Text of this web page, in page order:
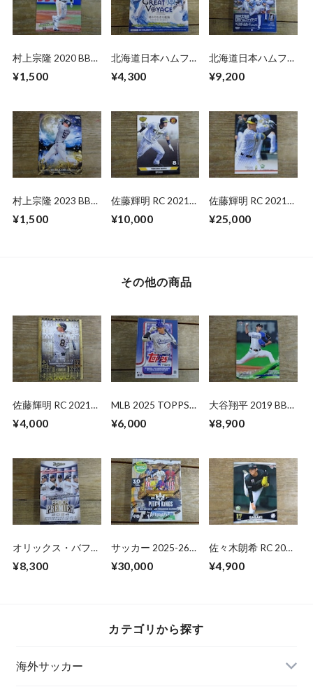
村上宗隆 2020 BBM
¥1,500
北海道日本ハムファ
ット 2025 BBM 未
¥4,300
北海道日本ハムファ
未開封 BOX
¥9,200
村上宗隆 2023 BBM
¥1,500
佐藤輝明 RC 2021
ROOKIES&STARS
¥10,000
佐藤輝明 RC 2021
ン
¥25,000
その他の商品
佐藤輝明 RC 2021
¥4,000
MLB 2025 TOPPS
BOX 未開封BOX
¥6,000
大谷翔平 2019 BBM
¥8,900
オリックス・バファ
PREMIER EDITION
¥8,300
サッカー 2025-26
KINGS HOBBY
¥30,000
佐々木朗希 RC 2020
¥4,900
カテゴリから探す
海外サッカー